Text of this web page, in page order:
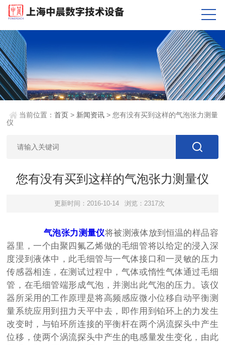
当前位置：首页 > 新闻资讯 > 您有没有买到这样的气泡张力测量
仪
您有没有买到这样的气泡张力测量仪
更新时间：2016-10-14 浏览：2317次
气泡张力测量仪将被测液体放到恒温的样品容
器里，一个由聚四氟乙烯做的毛细管将以给定的浸入深
度浸到液体中，此毛细管与一气体接口和一灵敏的压力
传感器相连，在测试过程中，气体或惰性气体通过毛细
管，在毛细管端形成气泡，并测出此气泡的压力。该仪
器所采用的工作原理是将高频感应微小位移自动平衡测
量系统应用到扭力天平中去，即作用到铂环上的力发生
改变时，与铂环所连接的平衡杆在两个涡流探头中产生
位移，使两个涡流探头中产生的电感量发生变化，由此